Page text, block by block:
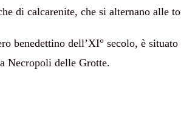
di calcarenite, che si alternano alle
benedettino dell’XI° secolo, è
Necropoli delle Grotte.